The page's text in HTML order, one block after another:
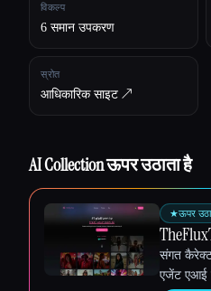
विकल्प
6 समान उपकरण
स्रोत
आधिकारिक साइट ↗︎
AI Collection ऊपर उठाता है
★ऊपर
संगत
एजेंट एआई